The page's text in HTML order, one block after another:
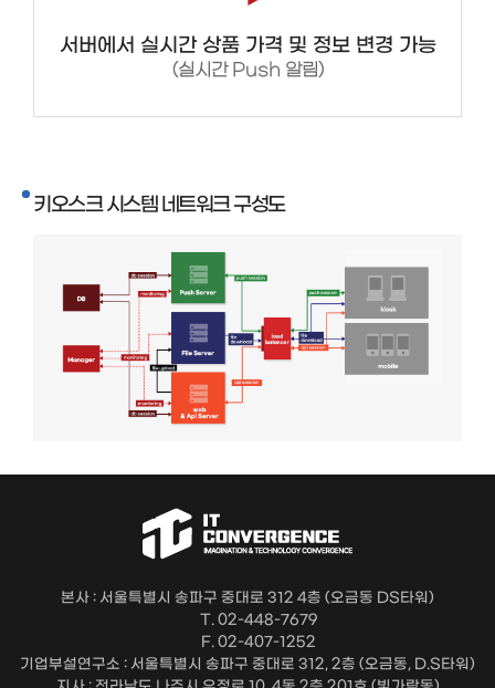
서버에서 실시간 상품 가격 및 정보 변경 가능
(실시간 Push 알림)
키오스크 시스템 네트워크 구성도
본사 : 서울특별시 송파구 중대로 312 4층 (오금동 DS타워)
T. 02-448-7679
F. 02-407-1252
기업부설연구소 : 서울특별시 송파구 중대로 312, 2층 (오금동, D.S타워)